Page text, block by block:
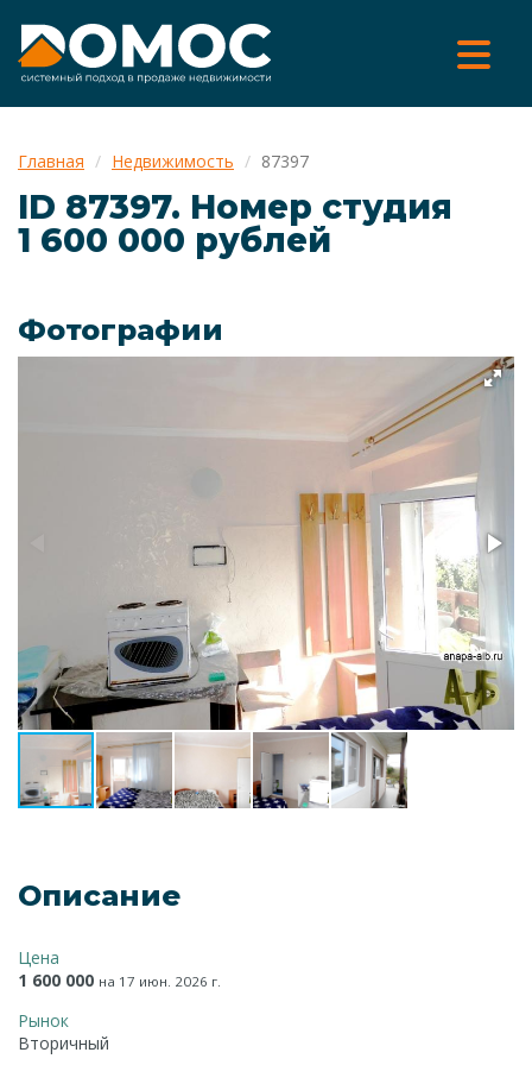
Главная Недвижимость 87397
ID 87397. Номер cтудия
1 600 000 рублей
Фотографии
Описание
Цена
1 600 000 на 17 июн. 2026 г.
Рынок
Вторичный